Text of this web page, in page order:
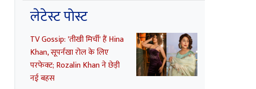
लेटेस्ट पोस्ट
TV Gossip: 'तीखी मिर्ची' हैं Hina
Khan, सूपर्नखा रोल के लिए
परफेक्ट; Rozalin Khan ने छेड़ी
नई बहस